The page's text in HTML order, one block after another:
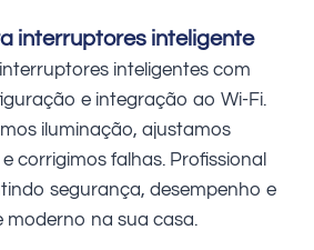
interruptores inteligente
inteligentes com
e integração ao Wi-Fi.
iluminação, ajustamos
corrigimos falhas. Profissional
segurança, desempenho e
moderno na sua casa.